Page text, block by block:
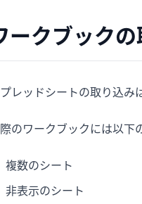
ークブックの
レッドシートの取り込み
のワークブックには以下
複数のシート
非表示のシート